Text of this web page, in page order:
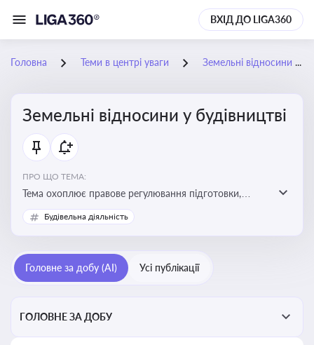
ВХІД ДО LIGA360
Головна Теми в центрі уваги Земельні відносини у будівництві
Земельні відносини у будівництві
ПРО ЩО ТЕМА:
Тема охоплює правове регулювання підготовки,
здійснення та введення в експлуатацію об’єктів
будівництва
Будівельна діяльність
Головне за добу (AI) Усі публікації
ГОЛОВНЕ ЗА ДОБУ